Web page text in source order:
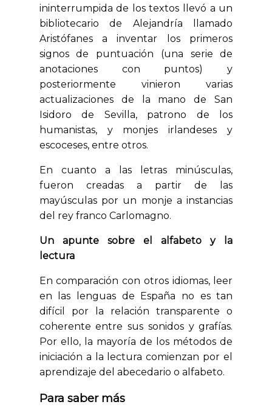
ininterrumpida de los textos llevó a un
bibliotecario de Alejandría llamado
Aristófanes a inventar los primeros
signos de puntuación (una serie de
anotaciones con puntos) y
posteriormente vinieron varias
actualizaciones de la mano de San
Isidoro de Sevilla, patrono de los
humanistas, y monjes irlandeses y
escoceses, entre otros.
En cuanto a las letras minúsculas,
fueron creadas a partir de las
mayúsculas por un monje a instancias
del rey franco Carlomagno.
Un apunte sobre el alfabeto y la
lectura
En comparación con otros idiomas, leer
en las lenguas de España no es tan
difícil por la relación transparente o
coherente entre sus sonidos y grafías.
Por ello, la mayoría de los métodos de
iniciación a la lectura comienzan por el
aprendizaje del abecedario o alfabeto.
Para saber más